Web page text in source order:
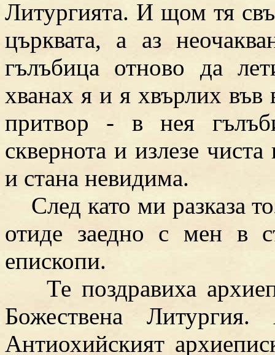
Литургията. И щом тя
църквата, а аз
гълъбица отново да
хванах я и я хвърлих във
притвор - в нея
сквернота и излезе
и стана невидима.
След като ми разказа
отиде заедно с мен в
епископи.
Те поздравиха
Божествена
Антиохийският